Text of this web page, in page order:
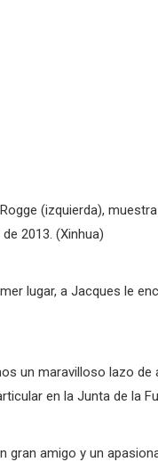
(izquierda),
2013. (Xinhua)
lugar, a Jacques le
un maravilloso lazo
en la Junta de la
gran amigo y un